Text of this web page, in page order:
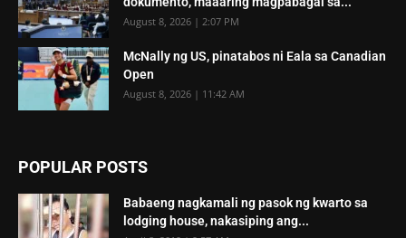
August 8, 2026 | 2:07 PM
McNally ng US, pinatabos ni Eala sa Canadian
Open
August 8, 2026 | 11:42 AM
POPULAR POSTS
Babaeng nagkamali ng pasok ng kwarto sa
lodging house, nakasiping ang...